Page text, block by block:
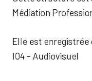
Médiation
Elle est enregistrée
I04 - Audiovisuel